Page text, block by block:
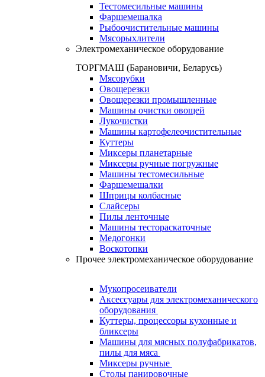
Тестомесильные машины
Фаршемешалка
Рыбоочистительные машины
Мясорыхлители
Электромеханическое оборудование
ТОРГМАШ (Барановичи, Беларусь)
Мясорубки
Овощерезки
Овощерезки промышленные
Машины очистки овощей
Лукочистки
Машины картофелеочистительные
Куттеры
Миксеры планетарные
Миксеры ручные погружные
Машины тестомесильные
Фаршемешалки
Шприцы колбасные
Слайсеры
Пилы ленточные
Машины тестораскаточные
Медогонки
Воскотопки
Прочее электромеханическое оборудование
Мукопросеиватели
Аксессуары для электромеханического
оборудования
Куттеры, процессоры кухонные и
бликсеры
Машины для мясных полуфабрикатов,
пилы для мяса
Миксеры ручные
Столы панировочные